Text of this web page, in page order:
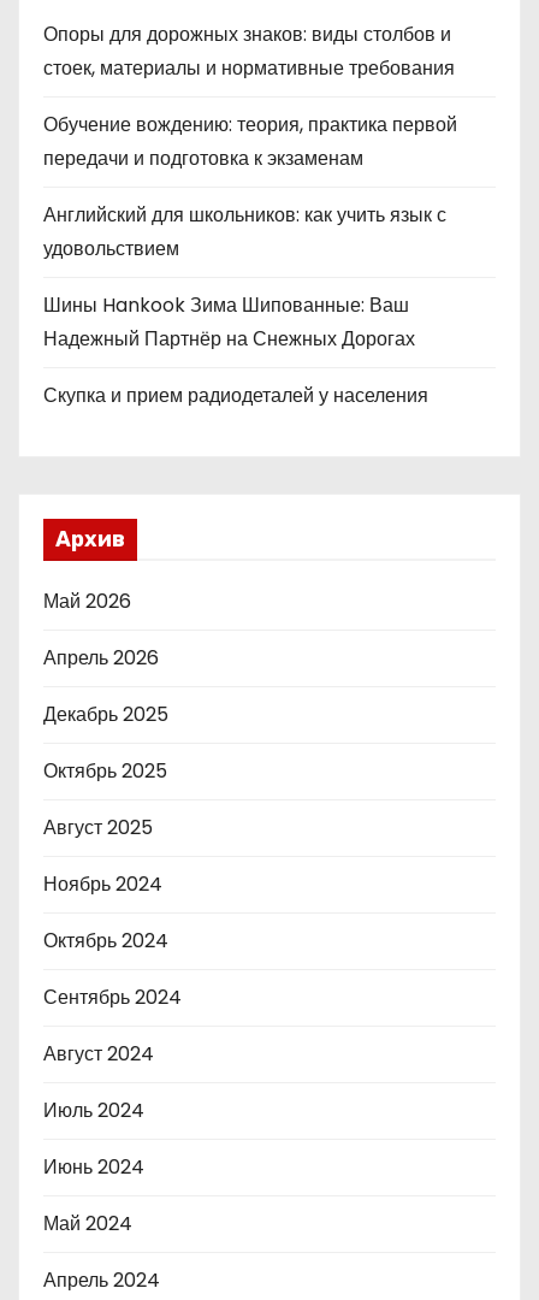
Опоры для дорожных знаков: виды столбов и
стоек, материалы и нормативные требования
Обучение вождению: теория, практика первой
передачи и подготовка к экзаменам
Английский для школьников: как учить язык с
удовольствием
Шины Hankook Зима Шипованные: Ваш
Надежный Партнёр на Снежных Дорогах
Скупка и прием радиодеталей у населения
Архив
Май 2026
Апрель 2026
Декабрь 2025
Октябрь 2025
Август 2025
Ноябрь 2024
Октябрь 2024
Сентябрь 2024
Август 2024
Июль 2024
Июнь 2024
Май 2024
Апрель 2024